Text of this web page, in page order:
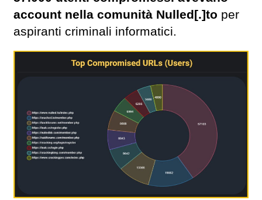
account nella comunità Nulled[.]to per
aspiranti criminali informatici.